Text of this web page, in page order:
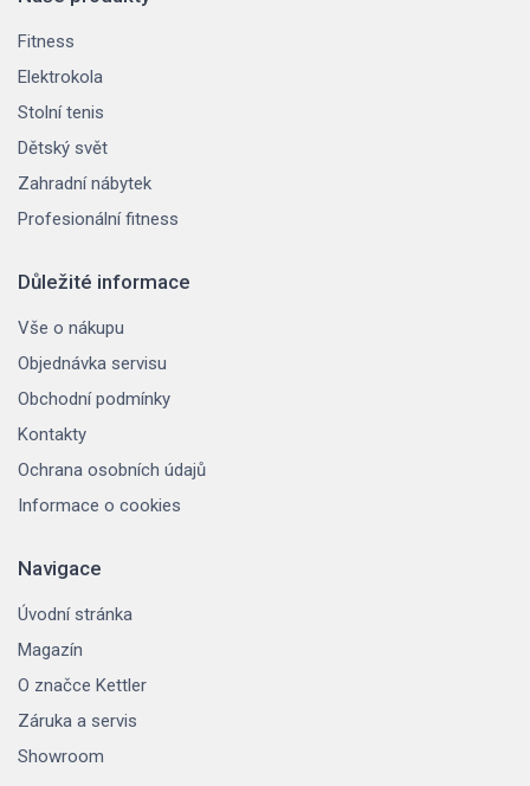
Fitness
Elektrokola
Stolní tenis
Dětský svět
Zahradní nábytek
Profesionální fitness
Důležité informace
Vše o nákupu
Objednávka servisu
Obchodní podmínky
Kontakty
Ochrana osobních údajů
Informace o cookies
Navigace
Úvodní stránka
Magazín
O značce Kettler
Záruka a servis
Showroom